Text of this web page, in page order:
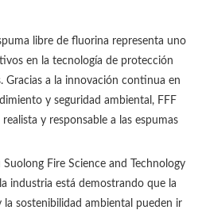
libre de fluorina representa uno
en la tecnología de protección
Gracias a la innovación continua en
y seguridad ambiental, FFF
y responsable a las espumas
Fire Science and Technology
industria está demostrando que la
sostenibilidad ambiental pueden ir